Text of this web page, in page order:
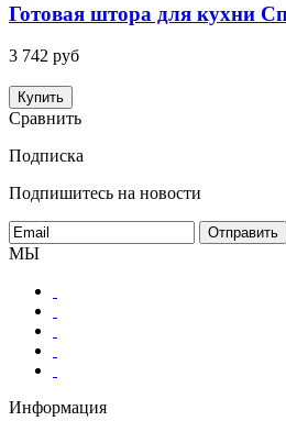
Готовая штора для кухни
3 742 руб
Купить
Сравнить
Подписка
Подпишитесь на новости
МЫ
Информация